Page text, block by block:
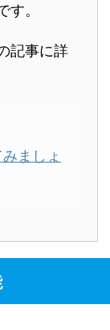
。
記事に詳
ましょ